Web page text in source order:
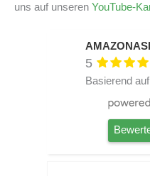
uns auf unseren YouTube-
5
Basierend auf